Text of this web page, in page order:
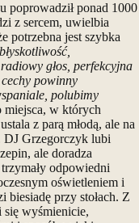
poprowadził ponad 1000
z sercem, uwielbia
potrzebna jest szybka
głos, perfekcyjna
powinny
polubimy
miejsca, w których
z parą młodą, ale na
DJ Grzegorczyk lubi
ale doradza
odpowiedni
oświetleniem i
biesiadę przy stołach. Z
się wyśmienicie,